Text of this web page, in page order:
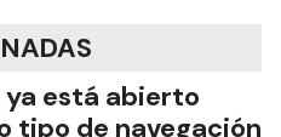
ya está abierto
tipo de navegación